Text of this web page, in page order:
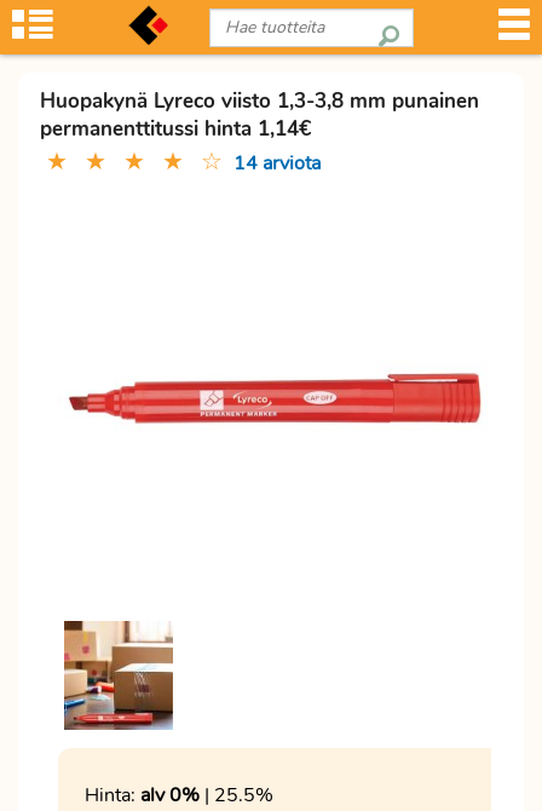
Huopakynä Lyreco viisto 1,3-3,8 mm punainen
permanenttitussi hinta 1,14€
★ ★ ★ ★ ☆ 14 arviota
Hinta: alv 0% | 25.5%